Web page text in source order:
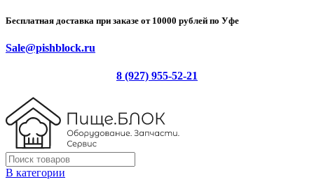
Бесплатная доставка при заказе от 10000 рублей по Уфе
Sale@pishblock.ru
8 (927) 955-52-21
В категории